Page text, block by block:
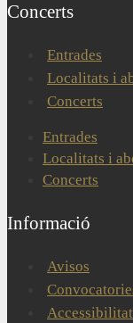
Concerts
Entrades
Localitats i
Concerts
Entrades
Localitats i
Concerts
Informació
Avisos
Accessibilitat